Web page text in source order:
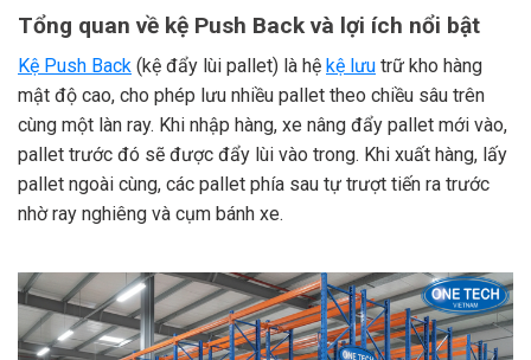
Tổng quan về kệ Push Back và lợi ích nổi bật
Kệ Push Back (kệ đẩy lùi pallet) là hệ kệ lưu trữ kho hàng
mật độ cao, cho phép lưu nhiều pallet theo chiều sâu trên
cùng một làn ray. Khi nhập hàng, xe nâng đẩy pallet mới vào,
pallet trước đó sẽ được đẩy lùi vào trong. Khi xuất hàng, lấy
pallet ngoài cùng, các pallet phía sau tự trượt tiến ra trước
nhờ ray nghiêng và cụm bánh xe.